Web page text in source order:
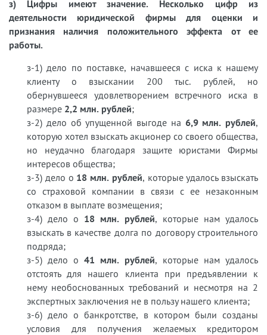
з) Цифры имеют значение. Несколько цифр из
деятельности юридической фирмы для оценки и
признания наличия положительного эффекта от ее
работы.
з-1) дело по поставке, начавшееся с иска к нашему
клиенту о взыскании 200 тыс. рублей, но
обернувшееся удовлетворением встречного иска в
размере 2,2 млн. рублей;
з-2) дело об упущенной выгоде на 6,9 млн. рублей,
которую хотел взыскать акционер со своего общества,
но неудачно благодаря защите юристами Фирмы
интересов общества;
з-3) дело о 18 млн. рублей, которые удалось взыскать
со страховой компании в связи с ее незаконным
отказом в выплате возмещения;
з-4) дело о 18 млн. рублей, которые нам удалось
взыскать в качестве долга по договору строительного
подряда;
з-5) дело о 41 млн. рублей, которые нам удалось
отстоять для нашего клиента при предъявлении к
нему необоснованных требований и несмотря на 2
экспертных заключения не в пользу нашего клиента;
з-6) дело о банкротстве, в котором были созданы
условия для получения желаемых кредитором